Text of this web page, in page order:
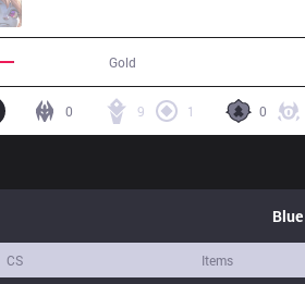
Gold
0
9 1
0
Blue
CS Items